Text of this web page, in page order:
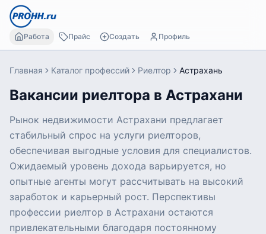
Работа Прайс Создать Профиль
Главная Каталог профессий Риелтор Астрахань
Вакансии риелтора в Астрахани
Рынок недвижимости Астрахани предлагает
стабильный спрос на услуги риелторов,
обеспечивая выгодные условия для специалистов.
Ожидаемый уровень дохода варьируется, но
опытные агенты могут рассчитывать на высокий
заработок и карьерный рост. Перспективы
профессии риелтор в Астрахани остаются
привлекательными благодаря постоянному